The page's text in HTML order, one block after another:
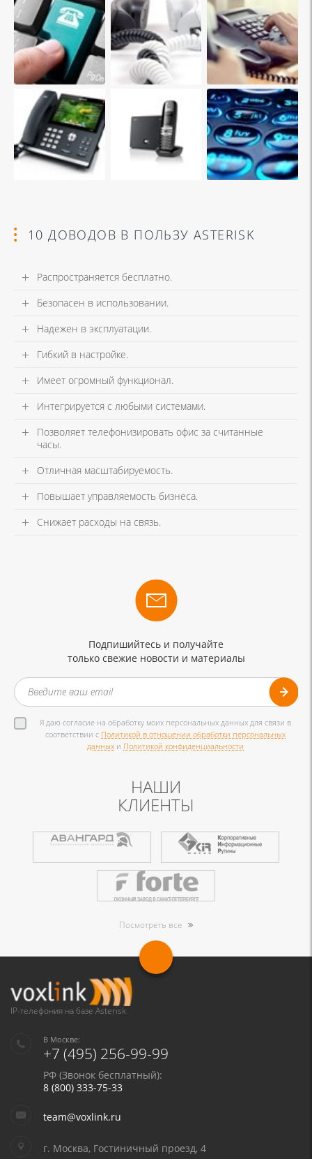
10 ДОВОДОВ В ПОЛЬЗУ ASTERISK
Распространяется бесплатно.
Безопасен в использовании.
Надежен в эксплуатации.
Гибкий в настройке.
Имеет огромный функционал.
Интегрируется с любыми системами.
Позволяет телефонизировать офис за считанные
часы.
Отличная масштабируемость.
Повышает управляемость бизнеса.
Снижает расходы на связь.
Подпишийтесь и получайте
только свежие новости и материалы
Я даю согласие на обработку моих персональных данных для связи в
соответствии с Политикой в отношении обработки персональных
данных и Политикой конфиденциальности
НАШИ
КЛИЕНТЫ
Посмотреть все
IP-телефония на базе Asterisk
В Москве:
+7 (495) 256-99-99
РФ (Звонок бесплатный):
8 (800) 333-75-33
team@voxlink.ru
г. Москва, Гостиничный проезд, 4